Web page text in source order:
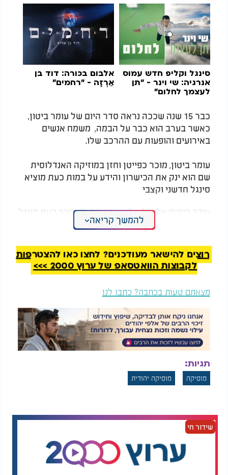
סינגל וקליפ חדש עמוס
אנרגיה: שי וינר - "תן
לעצמך לחלום"
אלבום בכורה: דוד בן
אַרְזָה - "רחמים"
כבר 15 שנה שככה נראה סדר היום של עומר ביטון,
כאשר בערב הוא כבר על הבמה, משמח אנשים
באירועים והופעות עם ההרכב שלו.
עומר ביטון, מוכר כפייטן וחזן במוזיקה האנדלוסית
שם הוא ינק את הכישרון והידע על במות כעת מוציא
סינגל חדשני וקצבי
עובד בימים אלו על אלבום בכורה, משחרר כעת סינגל
בכורה קצבי ומושקע שנקרא "אני בחור רגיש" אותו
דוד ביתן אשר חתום גם על העיבוד וההפקה
להמשך קריאה
רוצים להישאר מעודכנים? לחצו כאן להצטרפות
לקבוצות הוואטסאפ של ערוץ 2000 >>>
מצאתם טעות בכתבה? כתבו לנו
תגיות:
מוסיקה מוסיקה יהודית
שידור חי